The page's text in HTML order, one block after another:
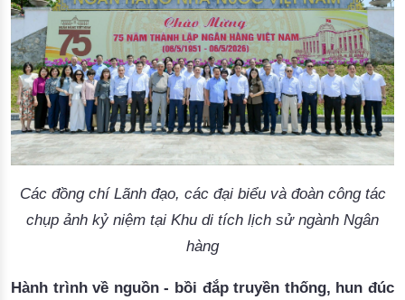
Các đồng chí Lãnh đạo, các đại biểu và đoàn công tác
chụp ảnh kỷ niệm tại Khu di tích lịch sử ngành Ngân
hàng
Hành trình về nguồn - bồi đắp truyền thống, hun đúc